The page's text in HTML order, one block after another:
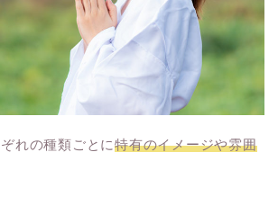
れの種類ごとに特有のイメージや雰囲